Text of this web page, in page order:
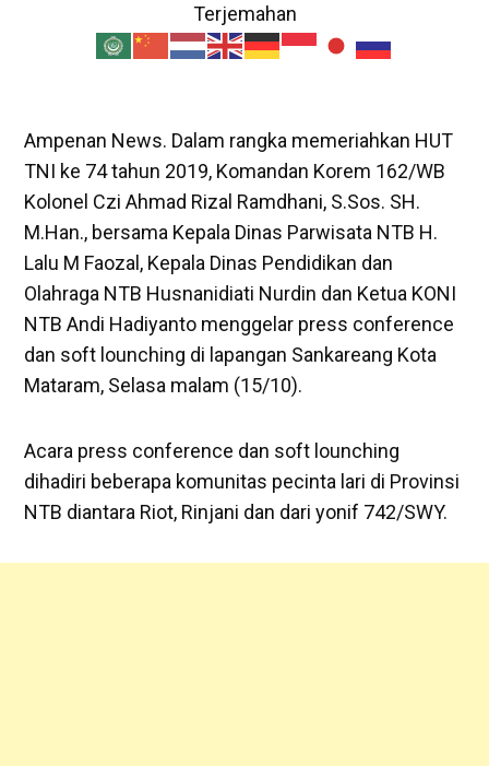
Terjemahan
Ampenan News. Dalam rangka memeriahkan HUT
TNI ke 74 tahun 2019, Komandan Korem 162/WB
Kolonel Czi Ahmad Rizal Ramdhani, S.Sos. SH.
M.Han., bersama Kepala Dinas Parwisata NTB H.
Lalu M Faozal, Kepala Dinas Pendidikan dan
Olahraga NTB Husnanidiati Nurdin dan Ketua KONI
NTB Andi Hadiyanto menggelar press conference
dan soft lounching di lapangan Sankareang Kota
Mataram, Selasa malam (15/10).
Acara press conference dan soft lounching
dihadiri beberapa komunitas pecinta lari di Provinsi
NTB diantara Riot, Rinjani dan dari yonif 742/SWY.